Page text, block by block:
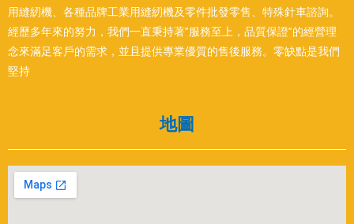
用縫紉機、各種品牌工業用縫紉機及零件批發零售、特殊針車諮詢。
經歷多年來的努力，我們一直秉持著”服務至上，品質保證”的經營理
念來滿足客戶的需求，並且提供專業優質的售後服務。零缺點是我們
堅持
地圖